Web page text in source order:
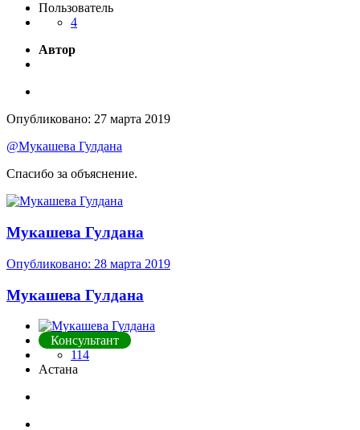
Пользователь
4
Автор
Опубликовано: 27 марта 2019
@Мукашева Гулдана
Спасибо за объяснение.
Мукашева Гулдана
Опубликовано: 28 марта 2019
Мукашева Гулдана
Консультант
114
Астана